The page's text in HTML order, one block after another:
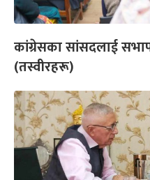
कांग्रेसका सांसदलाई
(तस्वीरहरू)